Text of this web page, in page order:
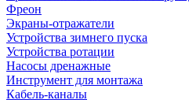
Фреон
Экраны-отражатели
Устройства зимнего пуска
Устройства ротации
Насосы дренажные
Инструмент для монтажа
Кабель-каналы